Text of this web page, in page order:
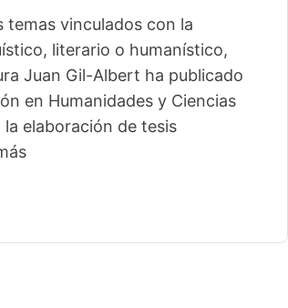
temas vinculados con la
literario o humanístico,
Juan Gil-Albert ha publicado
en Humanidades y Ciencias
elaboración de tesis